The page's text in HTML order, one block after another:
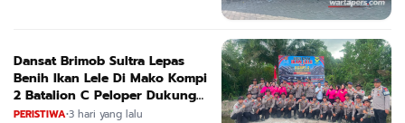
Dansat Brimob Sultra Lepas
Benih Ikan Lele Di Mako Kompi
2 Batalion C Peloper Dukung
ketahanan Pangan Nasional
PERISTIWA•3 hari yang lalu